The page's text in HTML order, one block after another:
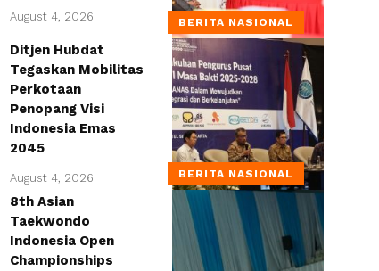
BERITA NASIONAL
August 4, 2026
BERITA NASIONAL
Ditjen Hubdat
Tegaskan Mobilitas
Perkotaan
Penopang Visi
Indonesia Emas
2045
August 4, 2026
8th Asian
Taekwondo
Indonesia Open
Championships